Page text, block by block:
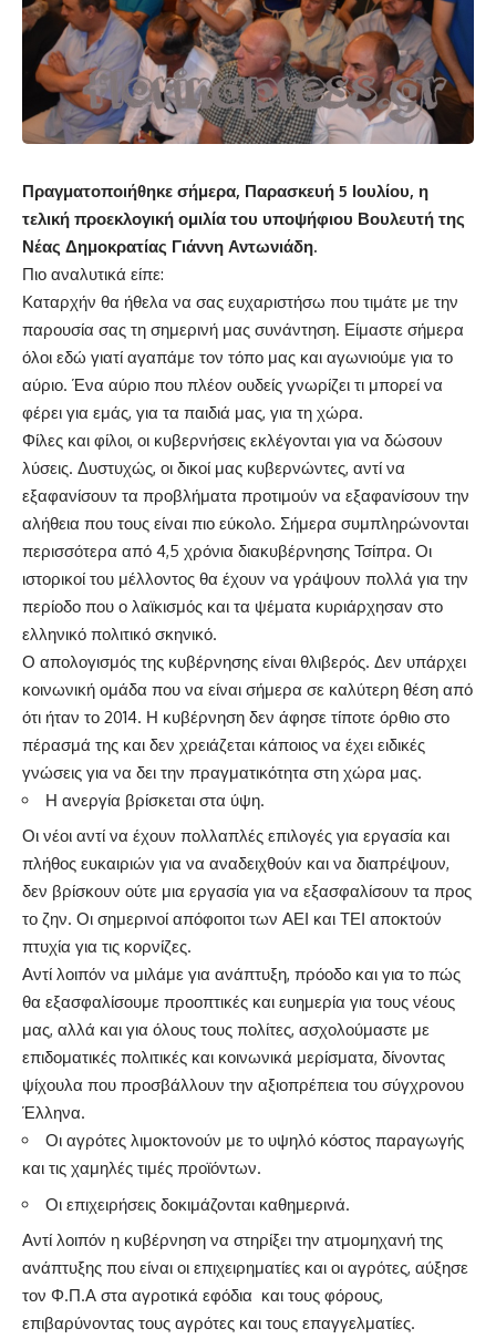
Πραγματοποιήθηκε σήμερα, Παρασκευή 5 Ιουλίου, η
τελική προεκλογική ομιλία του υποψήφιου Βουλευτή της
Νέας Δημοκρατίας Γιάννη Αντωνιάδη.
Πιο αναλυτικά είπε:
Καταρχήν θα ήθελα να σας ευχαριστήσω που τιμάτε με την
παρουσία σας τη σημερινή μας συνάντηση. Είμαστε σήμερα
όλοι εδώ γιατί αγαπάμε τον τόπο μας και αγωνιούμε για το
αύριο. Ένα αύριο που πλέον ουδείς γνωρίζει τι μπορεί να
φέρει για εμάς, για τα παιδιά μας, για τη χώρα.
Φίλες και φίλοι, οι κυβερνήσεις εκλέγονται για να δώσουν
λύσεις. Δυστυχώς, οι δικοί μας κυβερνώντες, αντί να
εξαφανίσουν τα προβλήματα προτιμούν να εξαφανίσουν την
αλήθεια που τους είναι πιο εύκολο. Σήμερα συμπληρώνονται
περισσότερα από 4,5 χρόνια διακυβέρνησης Τσίπρα. Οι
ιστορικοί του μέλλοντος θα έχουν να γράψουν πολλά για την
περίοδο που ο λαϊκισμός και τα ψέματα κυριάρχησαν στο
ελληνικό πολιτικό σκηνικό.
Ο απολογισμός της κυβέρνησης είναι θλιβερός. Δεν υπάρχει
κοινωνική ομάδα που να είναι σήμερα σε καλύτερη θέση από
ότι ήταν το 2014. Η κυβέρνηση δεν άφησε τίποτε όρθιο στο
πέρασμά της και δεν χρειάζεται κάποιος να έχει ειδικές
γνώσεις για να δει την πραγματικότητα στη χώρα μας.
Η ανεργία βρίσκεται στα ύψη.
Οι νέοι αντί να έχουν πολλαπλές επιλογές για εργασία και
πλήθος ευκαιριών για να αναδειχθούν και να διαπρέψουν,
δεν βρίσκουν ούτε μια εργασία για να εξασφαλίσουν τα προς
το ζην. Οι σημερινοί απόφοιτοι των ΑΕΙ και ΤΕΙ αποκτούν
πτυχία για τις κορνίζες.
Αντί λοιπόν να μιλάμε για ανάπτυξη, πρόοδο και για το πώς
θα εξασφαλίσουμε προοπτικές και ευημερία για τους νέους
μας, αλλά και για όλους τους πολίτες, ασχολούμαστε με
επιδοματικές πολιτικές και κοινωνικά μερίσματα, δίνοντας
ψίχουλα που προσβάλλουν την αξιοπρέπεια του σύγχρονου
Έλληνα.
Οι αγρότες λιμοκτονούν με το υψηλό κόστος παραγωγής
και τις χαμηλές τιμές προϊόντων.
Οι επιχειρήσεις δοκιμάζονται καθημερινά.
Αντί λοιπόν η κυβέρνηση να στηρίξει την ατμομηχανή της
ανάπτυξης που είναι οι επιχειρηματίες και οι αγρότες, αύξησε
τον Φ.Π.Α στα αγροτικά εφόδια και τους φόρους,
επιβαρύνοντας τους αγρότες και τους επαγγελματίες.